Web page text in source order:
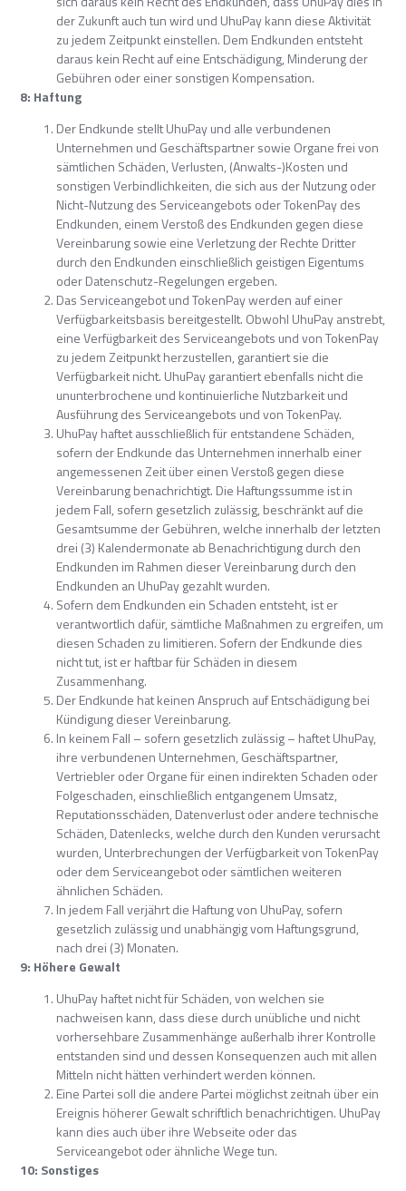
der Zukunft auch tun wird und UhuPay kann diese Aktivität
zu jedem Zeitpunkt einstellen. Dem Endkunden entsteht
daraus kein Recht auf eine Entschädigung, Minderung der
Gebühren oder einer sonstigen Kompensation.
8: Haftung
Der Endkunde stellt UhuPay und alle verbundenen
Unternehmen und Geschäftspartner sowie Organe frei von
sämtlichen Schäden, Verlusten, (Anwalts-)Kosten und
sonstigen Verbindlichkeiten, die sich aus der Nutzung oder
Nicht-Nutzung des Serviceangebots oder TokenPay des
Endkunden, einem Verstoß des Endkunden gegen diese
Vereinbarung sowie eine Verletzung der Rechte Dritter
durch den Endkunden einschließlich geistigen Eigentums
oder Datenschutz-Regelungen ergeben.
Das Serviceangebot und TokenPay werden auf einer
Verfügbarkeitsbasis bereitgestellt. Obwohl UhuPay anstrebt,
eine Verfügbarkeit des Serviceangebots und von TokenPay
zu jedem Zeitpunkt herzustellen, garantiert sie die
Verfügbarkeit nicht. UhuPay garantiert ebenfalls nicht die
ununterbrochene und kontinuierliche Nutzbarkeit und
Ausführung des Serviceangebots und von TokenPay.
UhuPay haftet ausschließlich für entstandene Schäden,
sofern der Endkunde das Unternehmen innerhalb einer
angemessenen Zeit über einen Verstoß gegen diese
Vereinbarung benachrichtigt. Die Haftungssumme ist in
jedem Fall, sofern gesetzlich zulässig, beschränkt auf die
Gesamtsumme der Gebühren, welche innerhalb der letzten
drei (3) Kalendermonate ab Benachrichtigung durch den
Endkunden im Rahmen dieser Vereinbarung durch den
Endkunden an UhuPay gezahlt wurden.
Sofern dem Endkunden ein Schaden entsteht, ist er
verantwortlich dafür, sämtliche Maßnahmen zu ergreifen, um
diesen Schaden zu limitieren. Sofern der Endkunde dies
nicht tut, ist er haftbar für Schäden in diesem
Zusammenhang.
Der Endkunde hat keinen Anspruch auf Entschädigung bei
Kündigung dieser Vereinbarung.
In keinem Fall – sofern gesetzlich zulässig – haftet UhuPay,
ihre verbundenen Unternehmen, Geschäftspartner,
Vertriebler oder Organe für einen indirekten Schaden oder
Folgeschaden, einschließlich entgangenem Umsatz,
Reputationsschäden, Datenverlust oder andere technische
Schäden, Datenlecks, welche durch den Kunden verursacht
wurden, Unterbrechungen der Verfügbarkeit von TokenPay
oder dem Serviceangebot oder sämtlichen weiteren
ähnlichen Schäden.
In jedem Fall verjährt die Haftung von UhuPay, sofern
gesetzlich zulässig und unabhängig vom Haftungsgrund,
nach drei (3) Monaten.
9: Höhere Gewalt
UhuPay haftet nicht für Schäden, von welchen sie
nachweisen kann, dass diese durch unübliche und nicht
vorhersehbare Zusammenhänge außerhalb ihrer Kontrolle
entstanden sind und dessen Konsequenzen auch mit allen
Mitteln nicht hätten verhindert werden können.
Eine Partei soll die andere Partei möglichst zeitnah über ein
Ereignis höherer Gewalt schriftlich benachrichtigen. UhuPay
kann dies auch über ihre Webseite oder das
Serviceangebot oder ähnliche Wege tun.
10: Sonstiges